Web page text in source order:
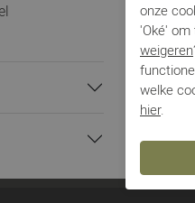
onze
'Oké'
weigeren
welke
hier.